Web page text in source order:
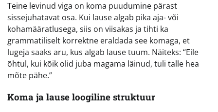
Teine levinud viga on koma puudumine pärast
sissejuhatavat osa. Kui lause algab pika aja- või
kohamääratlusega, siis on viisakas ja tihti ka
grammatiliselt korrektne eraldada see komaga, et
lugeja saaks aru, kus algab lause tuum. Näiteks: “Eile
õhtul, kui kõik olid juba magama läinud, tuli talle hea
mõte pähe.”
Koma ja lause loogiline struktuur